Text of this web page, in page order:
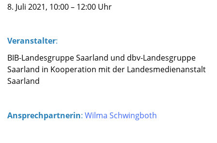
8. Juli 2021, 10:00 – 12:00 Uhr
Veranstalter:
BIB-Landesgruppe Saarland und dbv-Landesgruppe
Saarland in Kooperation mit der Landesmedienanstalt
Saarland
Ansprechpartnerin: Wilma Schwingboth